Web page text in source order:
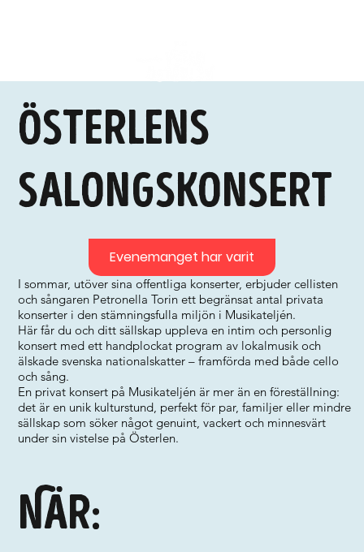
Österlens
Salongskonsert
I sommar, utöver sina offentliga konserter, erbjuder cellisten
och sångaren Petronella Torin ett begränsat antal privata
konserter i den stämningsfulla miljön i Musikateljén.
Här får du och ditt sällskap uppleva en intim och personlig
konsert med ett handplockat program av lokalmusik och
älskade svenska nationalskatter – framförda med både cello
och sång.
En privat konsert på Musikateljén är mer än en föreställning:
det är en unik kulturstund, perfekt för par, familjer eller mindre
sällskap som söker något genuint, vackert och minnesvärt
under sin vistelse på Österlen.
När:
Evenemanget har varit